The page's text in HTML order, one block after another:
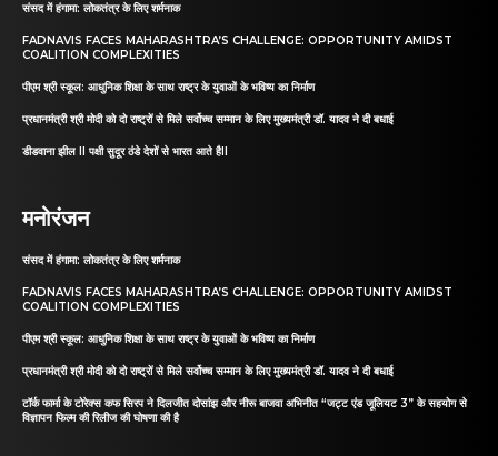
संसद में हंगामा: लोकतंत्र के लिए शर्मनाक
FADNAVIS FACES MAHARASHTRA’S CHALLENGE: OPPORTUNITY AMIDST
COALITION COMPLEXITIES
पीएम श्री स्कूल: आधुनिक शिक्षा के साथ राष्ट्र के युवाओं के भविष्य का निर्माण
प्रधानमंत्री श्री मोदी को दो राष्ट्रों से मिले सर्वोच्च सम्मान के लिए मुख्यमंत्री डॉ. यादव ने दी बधाई
डीडवाना झील II पक्षी सुदूर ठंडे देशों से भारत आते हैII
मनोरंजन
संसद में हंगामा: लोकतंत्र के लिए शर्मनाक
FADNAVIS FACES MAHARASHTRA’S CHALLENGE: OPPORTUNITY AMIDST
COALITION COMPLEXITIES
पीएम श्री स्कूल: आधुनिक शिक्षा के साथ राष्ट्र के युवाओं के भविष्य का निर्माण
प्रधानमंत्री श्री मोदी को दो राष्ट्रों से मिले सर्वोच्च सम्मान के लिए मुख्यमंत्री डॉ. यादव ने दी बधाई
टॉर्क फार्मा के टोरेक्स कफ सिरप ने दिलजीत दोसांझ और नीरू बाजवा अभिनीत “जट्ट एंड जूलियट 3” के सहयोग से
विज्ञापन फिल्म की रिलीज की घोषणा की है